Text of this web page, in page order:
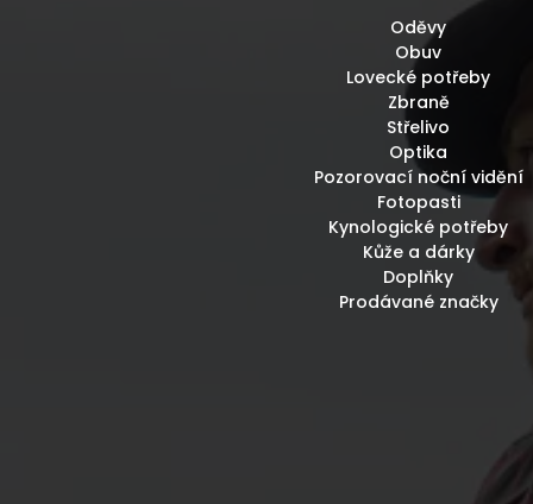
Oděvy
Obuv
Lovecké potřeby
Zbraně
Střelivo
Optika
Pozorovací noční vidění
Fotopasti
Kynologické potřeby
Kůže a dárky
Doplňky
Prodávané značky